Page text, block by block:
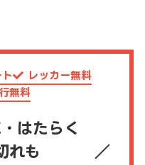
レッカー無料
無料
はたらく
れも